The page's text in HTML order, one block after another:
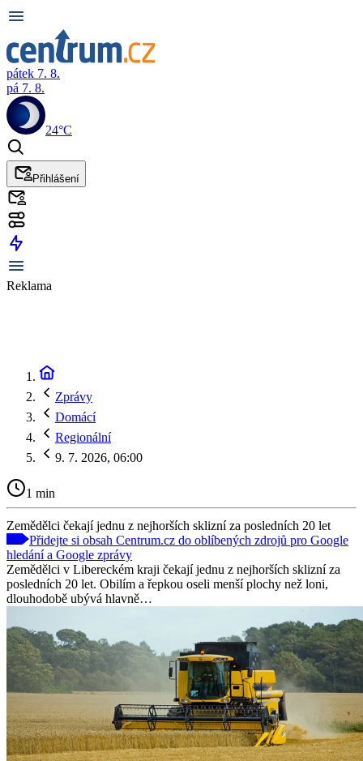
pátek 7. 8.
pá 7. 8.
24°C
Přihlášení
Reklama
Zprávy
Domácí
Regionální
9. 7. 2026, 06:00
1 min
Zemědělci čekají jednu z nejhorších sklizní za posledních 20 let
Přidejte si obsah Centrum.cz do oblíbených zdrojů pro Google
hledání a Google zprávy
Zemědělci v Libereckém kraji čekají jednu z nejhorších sklizní za
posledních 20 let. Obilím a řepkou oseli menší plochy než loni,
dlouhodobě ubývá hlavně…